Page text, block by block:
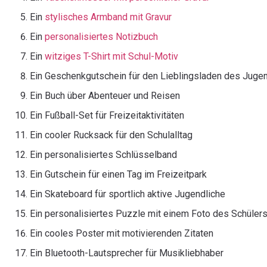
Ein stylisches Armband mit Gravur
Ein personalisiertes Notizbuch
Ein witziges T-Shirt mit Schul-Motiv
Ein Geschenkgutschein für den Lieblingsladen des
Ein Buch über Abenteuer und Reisen
Ein Fußball-Set für Freizeitaktivitäten
Ein cooler Rucksack für den Schulalltag
Ein personalisiertes Schlüsselband
Ein Gutschein für einen Tag im Freizeitpark
Ein Skateboard für sportlich aktive Jugendliche
Ein personalisiertes Puzzle mit einem Foto des Schülers
Ein cooles Poster mit motivierenden Zitaten
Ein Bluetooth-Lautsprecher für Musikliebhaber